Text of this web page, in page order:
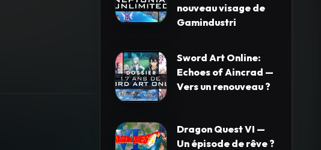
nouveau visage de
Gamindustri
Sword Art Online:
Echoes of Aincrad —
Vers un renouveau ?
Dragon Quest VI —
Un épisode de rêve ?